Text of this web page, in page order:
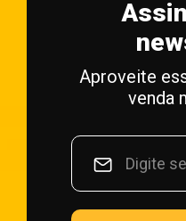
Aproveite
venda